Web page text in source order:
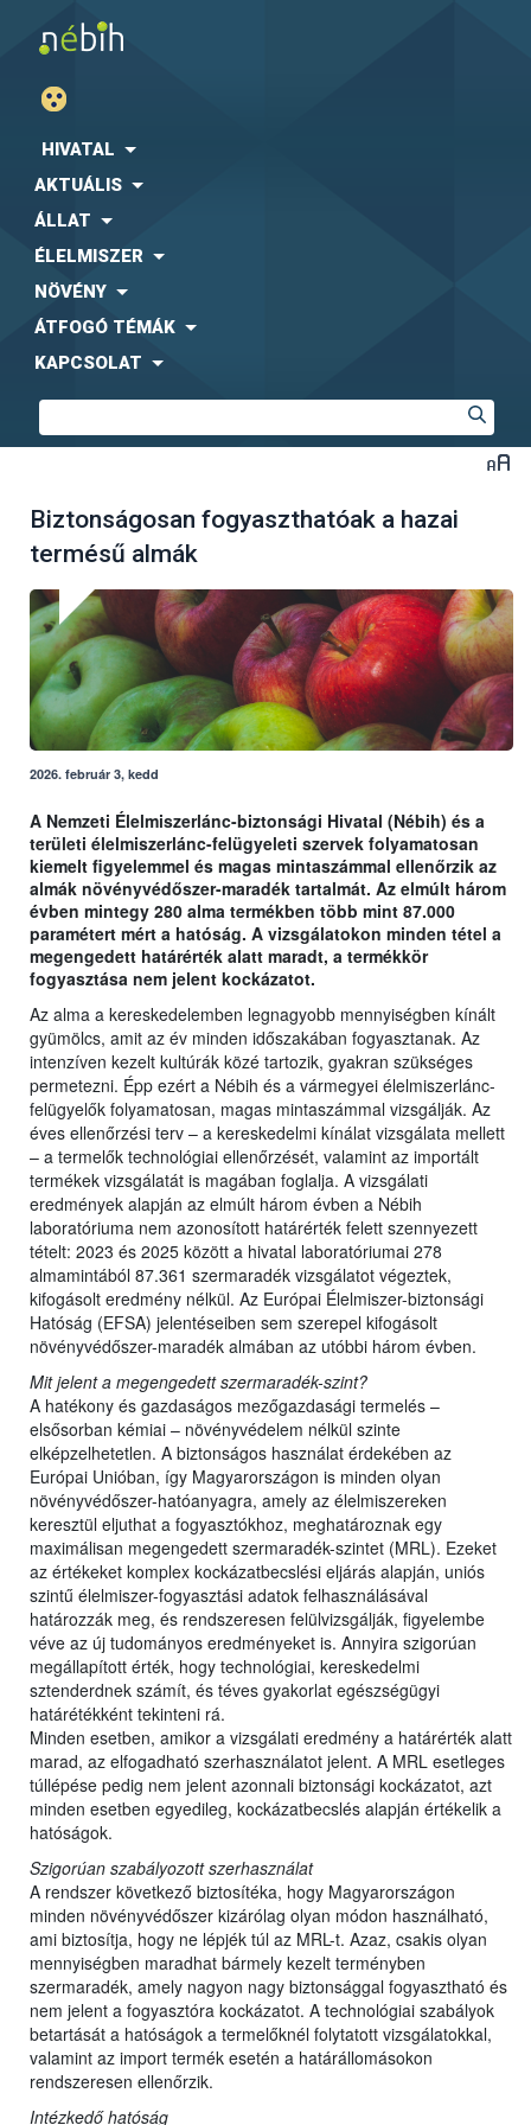
HIVATAL
AKTUÁLIS
ÁLLAT
ÉLELMISZER
NÖVÉNY
ÁTFOGÓ TÉMÁK
KAPCSOLAT
Biztonságosan fogyaszthatóak a hazai
termésű almák
2026. február 3, kedd
A Nemzeti Élelmiszerlánc-biztonsági Hivatal (Nébih) és a
területi élelmiszerlánc-felügyeleti szervek folyamatosan
kiemelt figyelemmel és magas mintaszámmal ellenőrzik az
almák növényvédőszer-maradék tartalmát. Az elmúlt három
évben mintegy 280 alma termékben több mint 87.000
paramétert mért a hatóság. A vizsgálatokon minden tétel a
megengedett határérték alatt maradt, a termékkör
fogyasztása nem jelent kockázatot.
Az alma a kereskedelemben legnagyobb mennyiségben kínált
gyümölcs, amit az év minden időszakában fogyasztanak. Az
intenzíven kezelt kultúrák közé tartozik, gyakran szükséges
permetezni. Épp ezért a Nébih és a vármegyei élelmiszerlánc-
felügyelők folyamatosan, magas mintaszámmal vizsgálják. Az
éves ellenőrzési terv – a kereskedelmi kínálat vizsgálata mellett
– a termelők technológiai ellenőrzését, valamint az importált
termékek vizsgálatát is magában foglalja. A vizsgálati
eredmények alapján az elmúlt három évben a Nébih
laboratóriuma nem azonosított határérték felett szennyezett
tételt: 2023 és 2025 között a hivatal laboratóriumai 278
almamintából 87.361 szermaradék vizsgálatot végeztek,
kifogásolt eredmény nélkül. Az Európai Élelmiszer-biztonsági
Hatóság (EFSA) jelentéseiben sem szerepel kifogásolt
növényvédőszer-maradék almában az utóbbi három évben.
Mit jelent a megengedett szermaradék-szint?
A hatékony és gazdaságos mezőgazdasági termelés –
elsősorban kémiai – növényvédelem nélkül szinte
elképzelhetetlen. A biztonságos használat érdekében az
Európai Unióban, így Magyarországon is minden olyan
növényvédőszer-hatóanyagra, amely az élelmiszereken
keresztül eljuthat a fogyasztókhoz, meghatároznak egy
maximálisan megengedett szermaradék-szintet (MRL). Ezeket
az értékeket komplex kockázatbecslési eljárás alapján, uniós
szintű élelmiszer-fogyasztási adatok felhasználásával
határozzák meg, és rendszeresen felülvizsgálják, figyelembe
véve az új tudományos eredményeket is. Annyira szigorúan
megállapított érték, hogy technológiai, kereskedelmi
sztenderdnek számít, és téves gyakorlat egészségügyi
határétékként tekinteni rá.
Minden esetben, amikor a vizsgálati eredmény a határérték alatt
marad, az elfogadható szerhasználatot jelent. A MRL esetleges
túllépése pedig nem jelent azonnali biztonsági kockázatot, azt
minden esetben egyedileg, kockázatbecslés alapján értékelik a
hatóságok.
Szigorúan szabályozott szerhasználat
A rendszer következő biztosítéka, hogy Magyarországon
minden növényvédőszer kizárólag olyan módon használható,
ami biztosítja, hogy ne lépjék túl az MRL-t. Azaz, csakis olyan
mennyiségben maradhat bármely kezelt terményben
szermaradék, amely nagyon nagy biztonsággal fogyasztható és
nem jelent a fogyasztóra kockázatot. A technológiai szabályok
betartását a hatóságok a termelőknél folytatott vizsgálatokkal,
valamint az import termék esetén a határállomásokon
rendszeresen ellenőrzik.
Intézkedő hatóság